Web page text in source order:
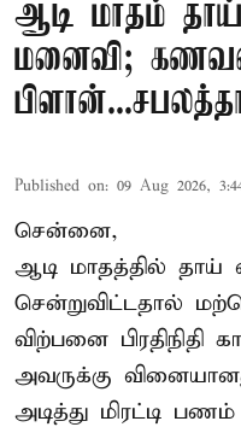
ஆடி மாதம்
மனைவி;
Published on: 09 Aug 2026,
சென்னை,
ஆடி மாதத்தில் தாய்
சென்றுவிட்டதால்
விற்பனை
அவருக்கு
அடித்து மிரட்டி